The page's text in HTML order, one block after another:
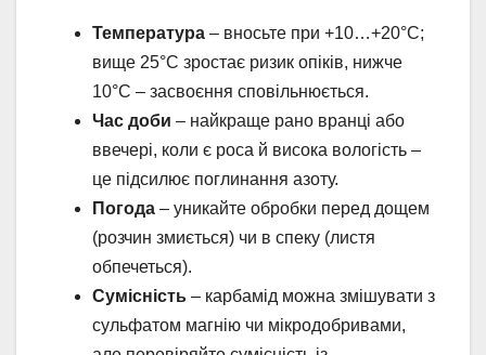
Температура – вносьте при +10…+20°C;
вище 25°C зростає ризик опіків, нижче
10°C – засвоєння сповільнюється.
Час доби – найкраще рано вранці або
ввечері, коли є роса й висока вологість –
це підсилює поглинання азоту.
Погода – уникайте обробки перед дощем
(розчин змиється) чи в спеку (листя
обпечеться).
Сумісність – карбамід можна змішувати з
сульфатом магнію чи мікродобривами,